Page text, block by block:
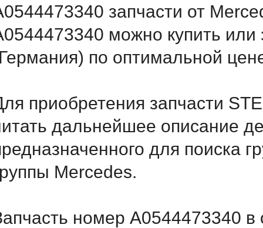
запчасти от
можно купить или
по оптимальной
приобретения запчасти
дальнейшее описание
для поиска
Mercedes.
номер A0544473340 в